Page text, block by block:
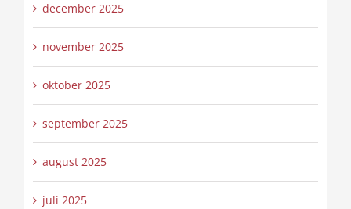
december 2025
november 2025
oktober 2025
september 2025
august 2025
juli 2025